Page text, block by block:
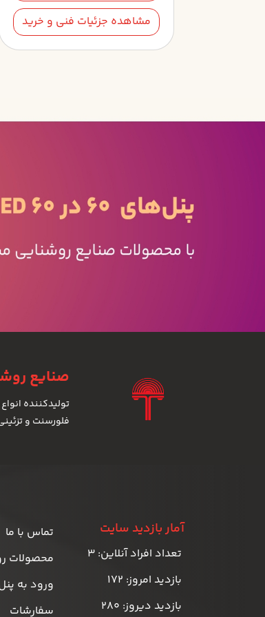
مشاهده جزئیات فنی و خرید
صنایع
فلورسنت و تزئینی با
آمار بازدید سایت
تعداد افراد آنلاین: 3
بازدید امروز: 172
بازدید دیروز: 280
تماس با ما
محصولات
ورود به
سفارشات